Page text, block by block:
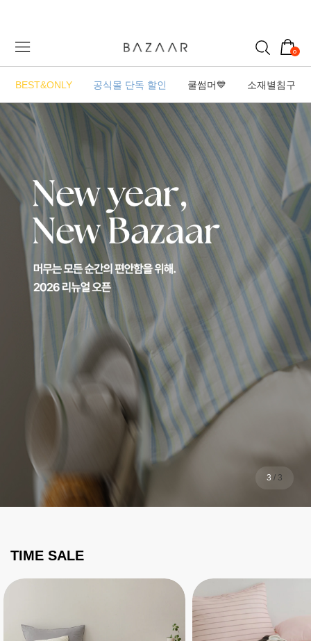
0
BEST&ONLY 공식몰 단독 할인 쿨썸머💙 소재별침구
1 / 3
TIME SALE